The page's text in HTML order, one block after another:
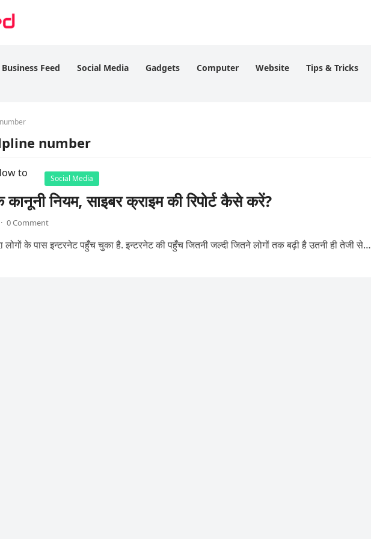
Business Feed Social Media Gadgets Computer Website Tips & Tricks
number
Social Media
नियम, साइबर क्राइम की रिपोर्ट कैसे करें?
· 0 Comment
लोगों के पास इन्टरनेट पहुँच चुका है. इन्टरनेट की पहुँच जितनी जल्दी जितने लोगों तक बढ़ी है उतनी ही तेजी से…